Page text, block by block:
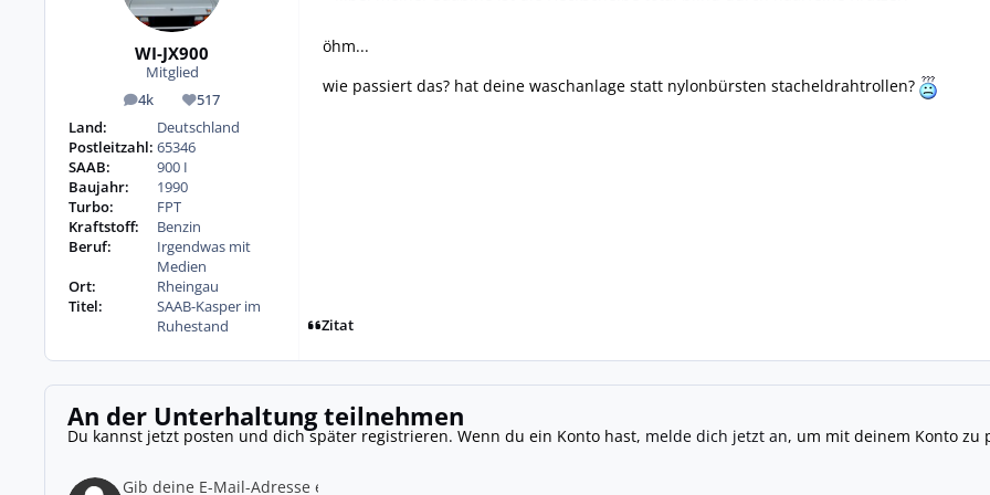
WI-JX900
Mitglied
4k
Beiträge 517
Reputation
Land:
Deutschland
Postleitzahl: 65346
SAAB:
900 I
Baujahr:
1990
Turbo:
FPT
Kraftstoff:
Benzin
Beruf:
Irgendwas mit
Medien
Ort:
Rheingau
Titel:
SAAB-Kasper im
Ruhestand
öhm...
wie passiert das? hat deine waschanlage statt nylonbürsten stacheldrahtrollen?
Zitat
An der Unterhaltung teilnehmen
Du kannst jetzt posten und dich später registrieren. Wenn du ein Konto hast, melde dich jetzt an, um mit deinem Konto zu